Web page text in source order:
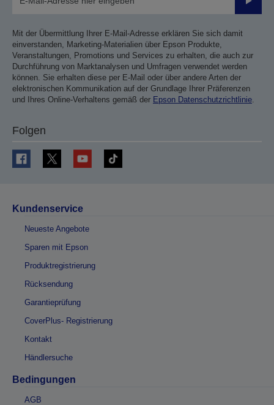
Mit der Übermittlung Ihrer E-Mail-Adresse erklären Sie sich damit
einverstanden, Marketing-Materialien über Epson Produkte,
Veranstaltungen, Promotions und Services zu erhalten, die auch zur
Durchführung von Marktanalysen und Umfragen verwendet werden
können. Sie erhalten diese per E-Mail oder über andere Arten der
elektronischen Kommunikation auf der Grundlage Ihrer Präferenzen
und Ihres Online-Verhaltens gemäß der Epson Datenschutzrichtlinie
Folgen
Kundenservice
Neueste Angebote
Sparen mit Epson
Produktregistrierung
Rücksendung
Garantieprüfung
CoverPlus- Registrierung
Kontakt
Händlersuche
Bedingungen
AGB